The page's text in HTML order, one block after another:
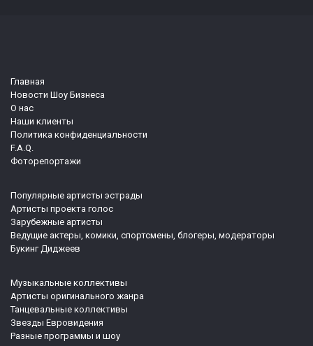
Главная
Новости Шоу Бизнеса
О нас
Наши клиенты
Политика конфиденциальности
F.A.Q.
Фоторепортажи
Популярные артисты эстрады
Артисты проекта голос
Зарубежные артисты
Ведущие актеры, комики, спортсмены, блогеры, модераторы
Букинг Диджеев
Музыкальные коллективы
Артисты оригинального жанра
Танцевальные коллективы
Звезды Евровидения
Разные программы и шоу